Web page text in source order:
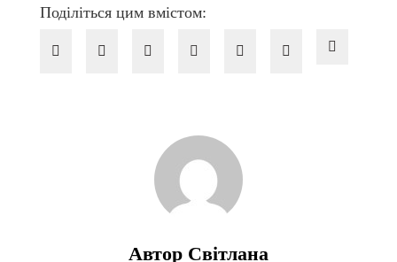
Поділіться цим вмістом:
Автор Світлана